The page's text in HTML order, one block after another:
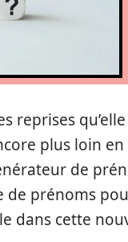
reprises
plus loin
de
de prénoms
dans cette